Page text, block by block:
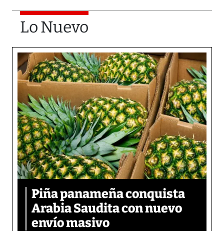
Lo Nuevo
Piña panameña conquista
Arabia Saudita con nuevo
envío masivo